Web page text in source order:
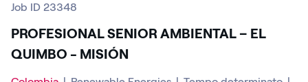
Job ID 23348
PROFESIONAL SENIOR AMBIENTAL – EL
QUIMBO - MISIÓN